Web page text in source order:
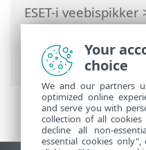
ESET-i veebispikker
Antivirus>Täpsem
Teavitused>
Taaskäivitamine on
Your
choice
We and our partners
optimized online
and serve you with
collection of all
decline all non-
essential cookies